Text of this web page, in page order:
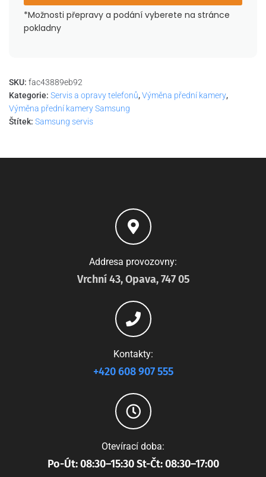
*Možnosti přepravy a podání vyberete na stránce
pokladny
SKU: fac43889eb92
Kategorie: Servis a opravy telefonů,Výměna přední kamery,
Výměna přední kamery Samsung
Štítek: Samsung servis
Addresa provozovny:
Vrchní 43, Opava, 747 05
Kontakty:
+420 608 907 555
Otevírací doba:
Po-Út: 08:30–15:30 St-Čt: 08:30–17:00